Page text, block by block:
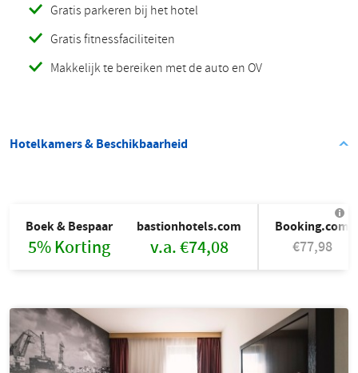
Gratis parkeren bij het hotel
Gratis fitnessfaciliteiten
Makkelijk te bereiken met de auto en OV
Hotelkamers & Beschikbaarheid
Boek & Bespaar
5% Korting
bastionhotels.com
v.a. €74,08
Booking.com
€77,98